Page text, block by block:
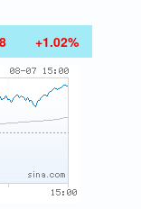
+1.02%